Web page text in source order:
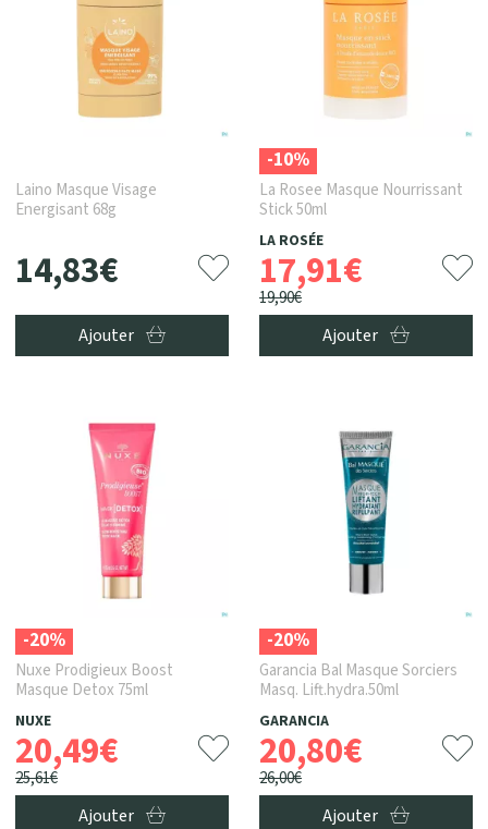
Laino Masque Visage
Energisant 68g
14,83€
Ajouter
-10%
La Rosee Masque Nourrissant
Stick 50ml
LA ROSÉE
17,91€
19,90€
Ajouter
-20%
Nuxe Prodigieux Boost
Masque Detox 75ml
NUXE
20,49€
25,61€
Ajouter
-20%
Garancia Bal Masque Sorciers
Masq. Lift.hydra.50ml
GARANCIA
20,80€
26,00€
Ajouter